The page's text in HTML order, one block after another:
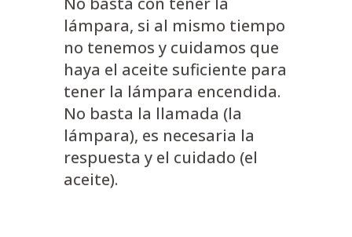
lámpara, si al mismo tiempo
no tenemos y cuidamos que
haya el aceite suficiente para
tener la lámpara encendida.
No basta la llamada (la
lámpara), es necesaria la
respuesta y el cuidado (el
aceite).